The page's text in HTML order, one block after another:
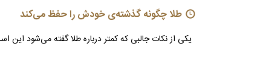
طلا چگونه گذشته‌ی خودش را حفظ می‌کند
یکی از نکات جالبی که کمتر درباره طلا گفته می‌شود